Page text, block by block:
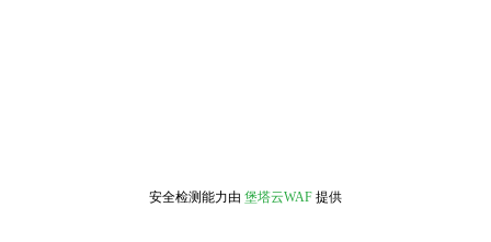
安全检测能力由 堡塔云WAF 提供